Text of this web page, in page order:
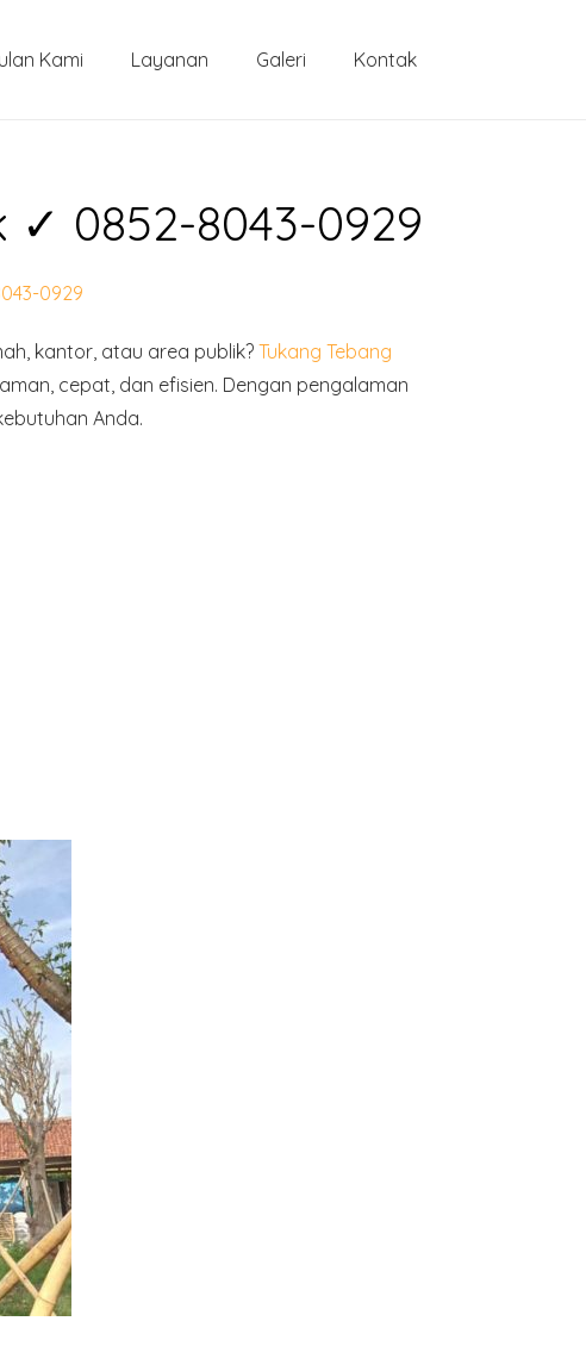
Kami Layanan Galeri Kontak
✓ 0852-8043-0929
0929
kantor, atau area publik? Tukang Tebang
cepat, dan efisien. Dengan pengalaman
Anda.